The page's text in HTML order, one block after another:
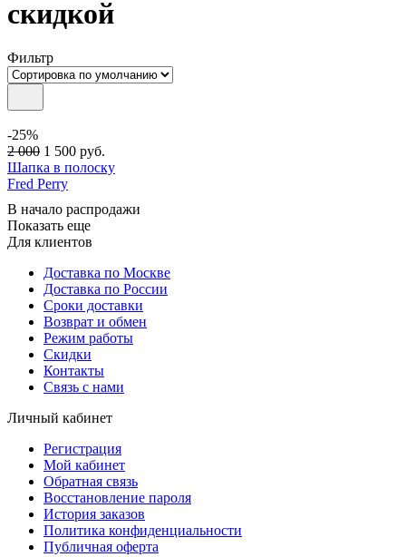
скидкой
Фильтр
-25%
2 000 1 500 руб.
Шапка в полоску
Fred Perry
В начало распродажи
Показать еще
Для клиентов
Доставка по Москве
Доставка по России
Сроки доставки
Возврат и обмен
Режим работы
Скидки
Контакты
Связь с нами
Личный кабинет
Регистрация
Мой кабинет
Обратная связь
Восстановление пароля
История заказов
Политика конфиденциальности
Публичная оферта